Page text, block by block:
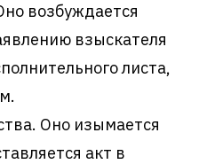
возбуждается
взыскателя
листа,
Оно изымается
акт в